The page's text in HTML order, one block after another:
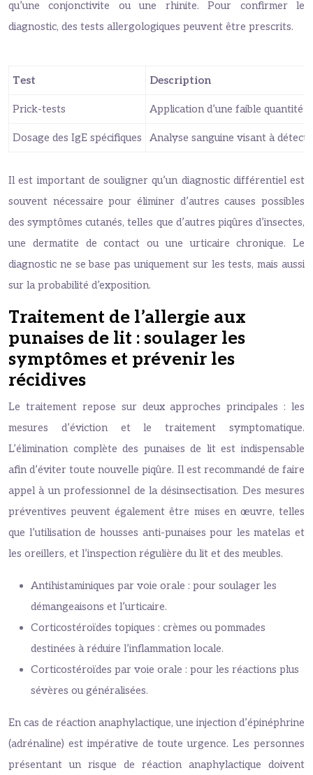
qu’une conjonctivite ou une rhinite. Pour confirmer le
diagnostic, des tests allergologiques peuvent être prescrits.
Test Description
Prick-tests Application d’une faible quantité
Dosage des IgE spécifiques Analyse sanguine visant à
Il est important de souligner qu’un diagnostic différentiel est
souvent nécessaire pour éliminer d’autres causes possibles
des symptômes cutanés, telles que d’autres piqûres d’insectes,
une dermatite de contact ou une urticaire chronique. Le
diagnostic ne se base pas uniquement sur les tests, mais aussi
sur la probabilité d’exposition.
Traitement de l’allergie aux
punaises de lit : soulager les
symptômes et prévenir les
récidives
Le traitement repose sur deux approches principales : les
mesures d’éviction et le traitement symptomatique.
L’élimination complète des punaises de lit est indispensable
afin d’éviter toute nouvelle piqûre. Il est recommandé de faire
appel à un professionnel de la désinsectisation. Des mesures
préventives peuvent également être mises en œuvre, telles
que l’utilisation de housses anti-punaises pour les matelas et
les oreillers, et l’inspection régulière du lit et des meubles.
Antihistaminiques par voie orale : pour soulager les
démangeaisons et l’urticaire.
Corticostéroïdes topiques : crèmes ou pommades
destinées à réduire l’inflammation locale.
Corticostéroïdes par voie orale : pour les réactions plus
sévères ou généralisées.
En cas de réaction anaphylactique, une injection d’épinéphrine
(adrénaline) est impérative de toute urgence. Les personnes
présentant un risque de réaction anaphylactique doivent